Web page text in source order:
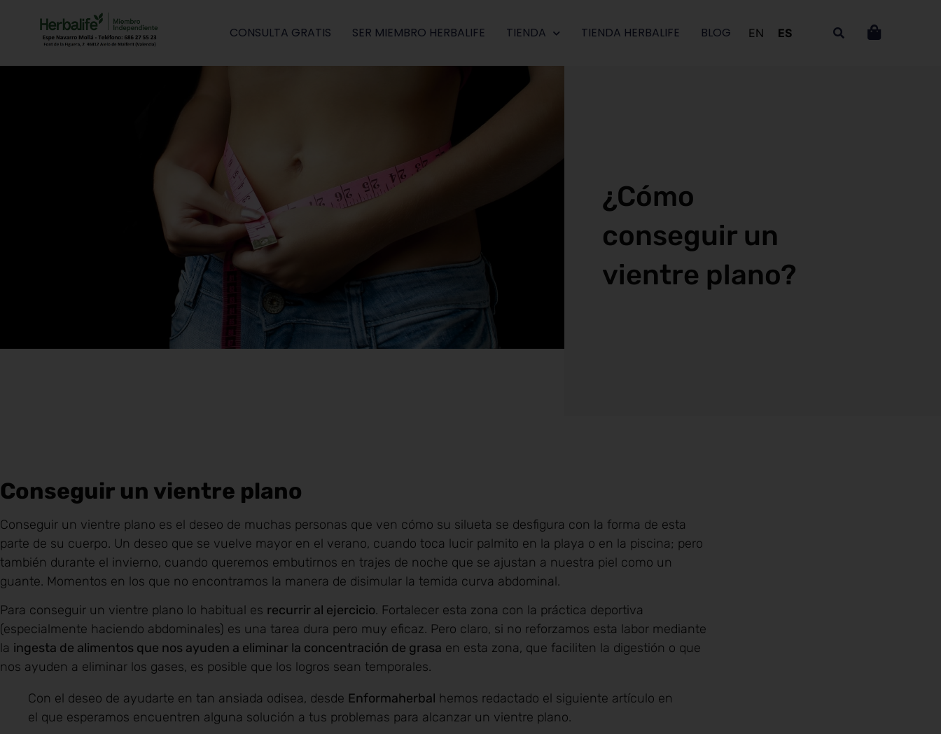
CONSULTA GRATIS SER MIEMBRO HERBALIFE TIENDA TIENDA HERBALIFE BLOG EN ES
¿Cómo
conseguir un
vientre plano?
Conseguir un vientre plano
Conseguir un vientre plano es el deseo de muchas personas que ven cómo su silueta se desfigura con la forma de esta
parte de su cuerpo. Un deseo que se vuelve mayor en el verano, cuando toca lucir palmito en la playa o en la piscina; pero
también durante el invierno, cuando queremos embutirnos en trajes de noche que se ajustan a nuestra piel como un
guante. Momentos en los que no encontramos la manera de disimular la temida curva abdominal.
Para conseguir un vientre plano lo habitual es recurrir al ejercicio. Fortalecer esta zona con la práctica deportiva
(especialmente haciendo abdominales) es una tarea dura pero muy eficaz. Pero claro, si no reforzamos esta labor mediante
la ingesta de alimentos que nos ayuden a eliminar la concentración de grasa en esta zona, que faciliten la digestión o que
nos ayuden a eliminar los gases, es posible que los logros sean temporales.
Con el deseo de ayudarte en tan ansiada odisea, desde Enformaherbal hemos redactado el siguiente artículo en
el que esperamos encuentren alguna solución a tus problemas para alcanzar un vientre plano.